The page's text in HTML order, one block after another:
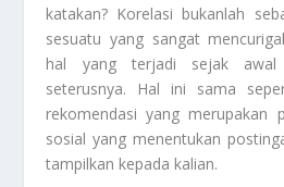
katakan? Korelasi bukanlah
sesuatu yang sangat
hal yang terjadi sejak
seterusnya. Hal ini sama
rekomendasi yang merupakan
sosial yang menentukan
tampilkan kepada kalian.